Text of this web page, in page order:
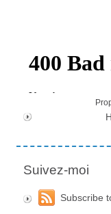
Suivez-moi
Subscribe